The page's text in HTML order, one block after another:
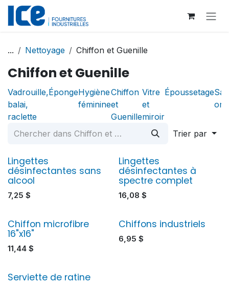
Se rendre au contenu
... Nettoyage Chiffon et Guenille
Chiffon et Guenille
Vadrouille,
balai,
raclette
ÉpongeHygiène
féminine
Chiffon
et
Guenille
Vitre
et
miroir
Époussetage
Trier par
Lingettes
désinfectantes sans
alcool
7,25 $
Lingettes
désinfectantes à
spectre complet
16,08 $
Chiffon microfibre
16"x16"
11,44 $
Chiffons industriels
6,95 $
Serviette de ratine